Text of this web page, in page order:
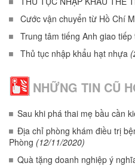
Cước vận chuyển từ Hồ Chí
Trung tâm tiếng Anh giao
Thủ tục nhập khẩu hạt nhựa
NHỮNG TIN CŨ
Sau khi phá thai mẹ bầu cần
Địa chỉ phòng khám điều trị
Phòng (12/11/2020)
Quà tặng doanh nghiệp ý